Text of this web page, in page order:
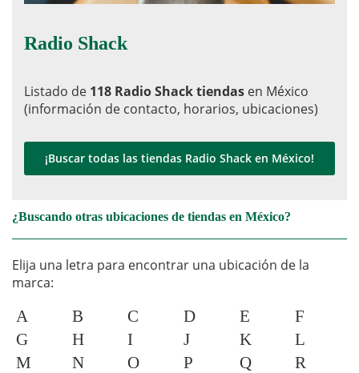
Radio Shack
Listado de 118 Radio Shack tiendas en México
(información de contacto, horarios, ubicaciones)
¡Buscar todas las tiendas Radio Shack en México!
¿Buscando otras ubicaciones de tiendas en México?
Elija una letra para encontrar una ubicación de la
marca:
A B C D E
F
G
H I J K
L
M
N O P Q
R